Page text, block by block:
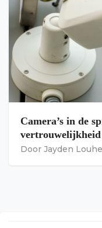
Camera’s in de
vertrouwelijkheid
Door Jayden